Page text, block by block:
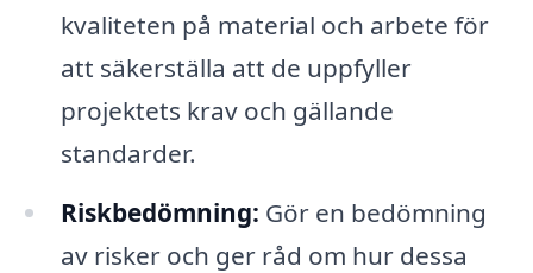
kvaliteten på material och arbete för
att säkerställa att de uppfyller
projektets krav och gällande
standarder.
Riskbedömning: Gör en bedömning
av risker och ger råd om hur dessa